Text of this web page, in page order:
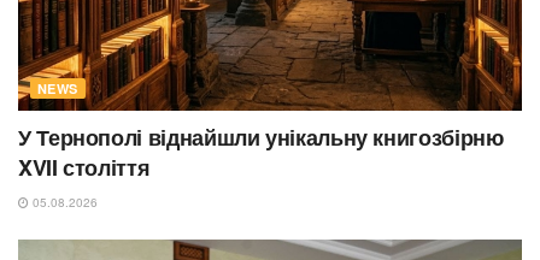
NEWS
У Тернополі віднайшли унікальну книгозбірню
XVII століття
05.08.2026